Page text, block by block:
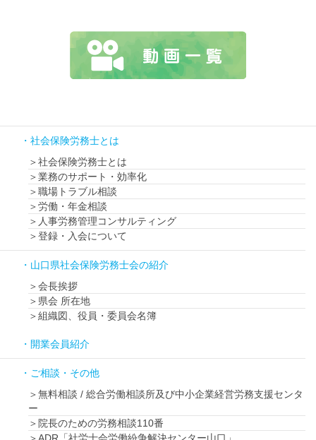
社会保険労務士とは
社会保険労務士とは
業務のサポート・効率化
職場トラブル相談
労働・年金相談
人事労務管理コンサルティング
登録・入会について
山口県社会保険労務士会の紹介
会長挨拶
県会 所在地
組織図、役員・委員会名簿
開業会員紹介
ご相談・その他
無料相談 / 総合労働相談所及び中小企業経営労務支援センタ
ー
院長のための労務相談110番